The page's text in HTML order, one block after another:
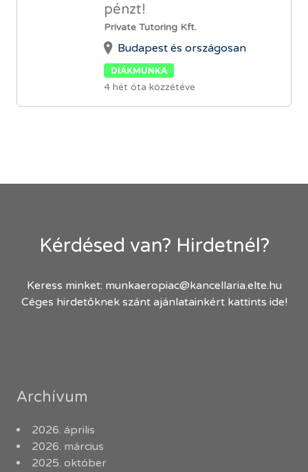
pénzt!
Private Tutoring Kft.
Budapest és országosan
DIÁKMUNKA
4 hét óta közzétéve
Kérdésed van? Hirdetnél?
Keress minket: munkaeropiac@kancellaria.elte.hu
Céges hirdetőknek szánt ajánlatainkért kattints ide!
Archívum
2026. április
2026. március
2025. október